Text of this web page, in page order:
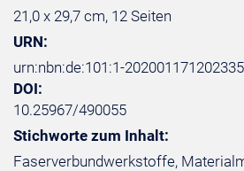
21,0 x 29,7 cm, 12 Seiten
URN:
urn:nbn:de:101:1-
DOI:
10.25967/490055
Stichworte zum Inhalt:
Faserverbundwerkstoffe,